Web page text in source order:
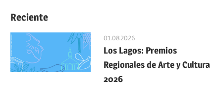
ciudadana
del
Patrimonio
Inmaterial,
Patrimonio
Local,
Patrimonio
Regional,
Reciente
01.08.2026
Los Lagos: Premios
Regionales de Arte y Cultura
2026